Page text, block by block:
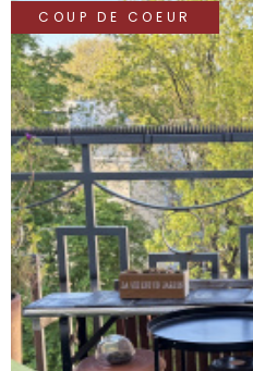
COUP DE COEUR